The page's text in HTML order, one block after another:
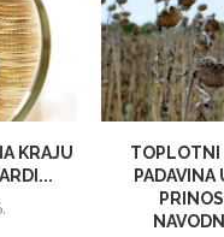
KRAJU
TOPLOTNI
PADAVINA